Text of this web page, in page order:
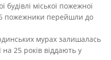
будівлі міської пожежної
6 пожежники перейшли до
мурах залишалась
25 років віддають у